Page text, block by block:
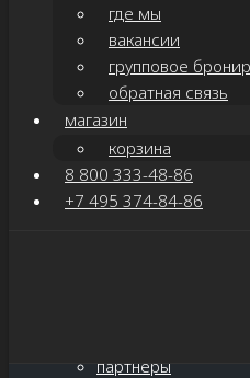
где мы
вакансии
групповое
обратная связь
магазин
корзина
8 800 333-48-86
+7 495 374-84-86
партнёры